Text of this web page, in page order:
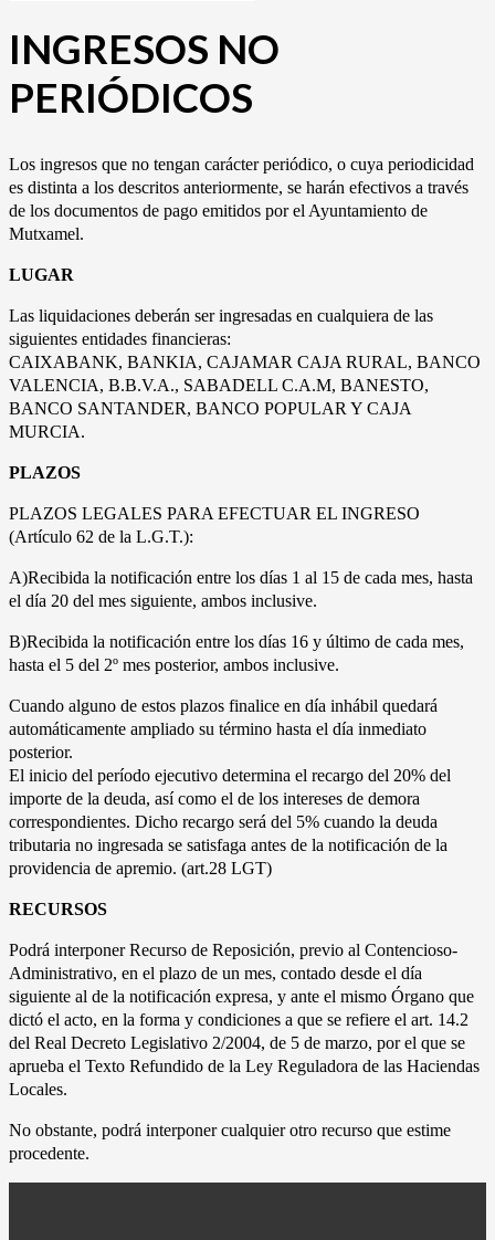
INGRESOS NO
PERIÓDICOS
Los ingresos que no tengan carácter periódico, o cuya periodicidad
es distinta a los descritos anteriormente, se harán efectivos a través
de los documentos de pago emitidos por el Ayuntamiento de
Mutxamel.
LUGAR
Las liquidaciones deberán ser ingresadas en cualquiera de las
siguientes entidades financieras:
CAIXABANK, BANKIA, CAJAMAR CAJA RURAL, BANCO
VALENCIA, B.B.V.A., SABADELL C.A.M, BANESTO,
BANCO SANTANDER, BANCO POPULAR Y CAJA
MURCIA.
PLAZOS
PLAZOS LEGALES PARA EFECTUAR EL INGRESO
(Artículo 62 de la L.G.T.):
A)Recibida la notificación entre los días 1 al 15 de cada mes, hasta
el día 20 del mes siguiente, ambos inclusive.
B)Recibida la notificación entre los días 16 y último de cada mes,
hasta el 5 del 2º mes posterior, ambos inclusive.
Cuando alguno de estos plazos finalice en día inhábil quedará
automáticamente ampliado su término hasta el día inmediato
posterior.
El inicio del período ejecutivo determina el recargo del 20% del
importe de la deuda, así como el de los intereses de demora
correspondientes. Dicho recargo será del 5% cuando la deuda
tributaria no ingresada se satisfaga antes de la notificación de la
providencia de apremio. (art.28 LGT)
RECURSOS
Podrá interponer Recurso de Reposición, previo al Contencioso-
Administrativo, en el plazo de un mes, contado desde el día
siguiente al de la notificación expresa, y ante el mismo Órgano que
dictó el acto, en la forma y condiciones a que se refiere el art. 14.2
del Real Decreto Legislativo 2/2004, de 5 de marzo, por el que se
aprueba el Texto Refundido de la Ley Reguladora de las Haciendas
Locales.
No obstante, podrá interponer cualquier otro recurso que estime
procedente.